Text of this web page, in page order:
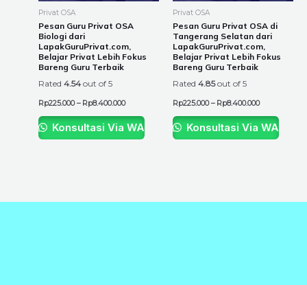
Privat OSA
Pesan Guru Privat OSA
Biologi dari
LapakGuruPrivat.com,
Belajar Privat Lebih Fokus
Bareng Guru Terbaik
Rated 4.54 out of 5
Rp225.000 – Rp8.400.000
chosen
the
Konsultasi Via WA
Privat OSA
Pesan Guru Privat OSA di
Tangerang Selatan dari
LapakGuruPrivat.com,
Belajar Privat Lebih Fokus
Bareng Guru Terbaik
Rated 4.85out of 5
Rp225.000 – Rp8.400.000
chosen
on
the
Konsultasi Via WA